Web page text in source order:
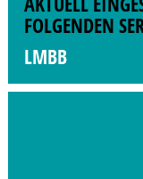
FOLGENDEN
LMBB